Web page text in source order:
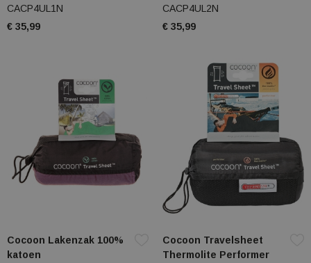
CACP4UL1N
€ 35,99
CACP4UL2N
€ 35,99
Cocoon Lakenzak 100%
katoen
Cocoon Travelsheet
Thermolite Performer